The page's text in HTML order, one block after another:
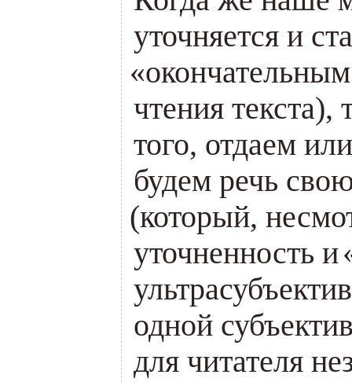
уточняется и
«
чтения
того, отдаем
будем речь
(который,
уточненность и
одной
для читателя